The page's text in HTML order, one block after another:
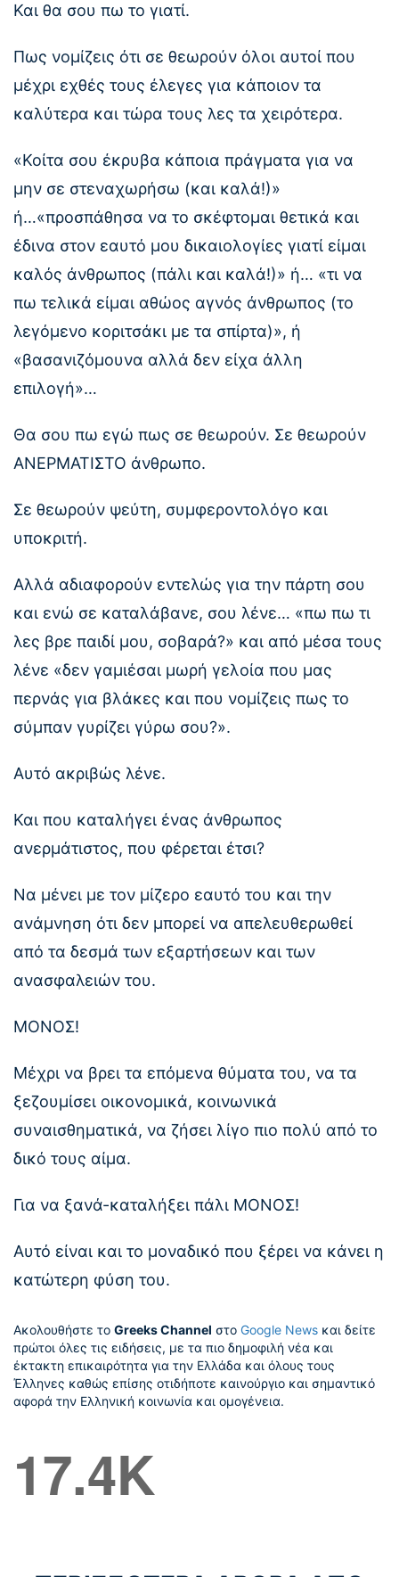
Και θα σου πω το γιατί.
Πως νομίζεις ότι σε θεωρούν όλοι αυτοί που
μέχρι εχθές τους έλεγες για κάποιον τα
καλύτερα και τώρα τους λες τα χειρότερα.
«Κοίτα σου έκρυβα κάποια πράγματα για να
μην σε στεναχωρήσω (και καλά!)»
ή…«προσπάθησα να το σκέφτομαι θετικά και
έδινα στον εαυτό μου δικαιολογίες γιατί είμαι
καλός άνθρωπος (πάλι και καλά!)» ή… «τι να
πω τελικά είμαι αθώος αγνός άνθρωπος (το
λεγόμενο κοριτσάκι με τα σπίρτα)», ή
«βασανιζόμουνα αλλά δεν είχα άλλη
επιλογή»…
Θα σου πω εγώ πως σε θεωρούν. Σε θεωρούν
ΑΝΕΡΜΑΤΙΣΤΟ άνθρωπο.
Σε θεωρούν ψεύτη, συμφεροντολόγο και
υποκριτή.
Αλλά αδιαφορούν εντελώς για την πάρτη σου
και ενώ σε καταλάβανε, σου λένε… «πω πω τι
λες βρε παιδί μου, σοβαρά?» και από μέσα τους
λένε «δεν γαμιέσαι μωρή γελοία που μας
περνάς για βλάκες και που νομίζεις πως το
σύμπαν γυρίζει γύρω σου?».
Αυτό ακριβώς λένε.
Και που καταλήγει ένας άνθρωπος
ανερμάτιστος, που φέρεται έτσι?
Να μένει με τον μίζερο εαυτό του και την
ανάμνηση ότι δεν μπορεί να απελευθερωθεί
από τα δεσμά των εξαρτήσεων και των
ανασφαλειών του.
ΜΟΝΟΣ!
Μέχρι να βρει τα επόμενα θύματα του, να τα
ξεζουμίσει οικονομικά, κοινωνικά
συναισθηματικά, να ζήσει λίγο πιο πολύ από το
δικό τους αίμα.
Για να ξανά-καταλήξει πάλι ΜΟΝΟΣ!
Αυτό είναι και το μοναδικό που ξέρει να κάνει η
κατώτερη φύση του.
Ακολουθήστε το Greeks Channel στο Google News και δείτε
πρώτοι όλες τις ειδήσεις, με τα πιο δημοφιλή νέα και
έκτακτη επικαιρότητα για την Ελλάδα και όλους τους
Έλληνες καθώς επίσης οτιδήποτε καινούργιο και σημαντικό
αφορά την Ελληνική κοινωνία και ομογένεια.
17.4K